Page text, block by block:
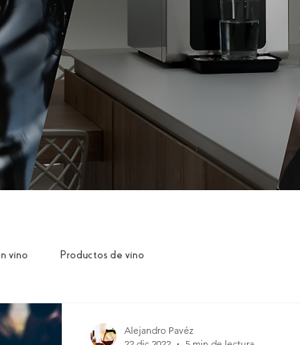
vino Productos de vino
Alejandro Pavéz